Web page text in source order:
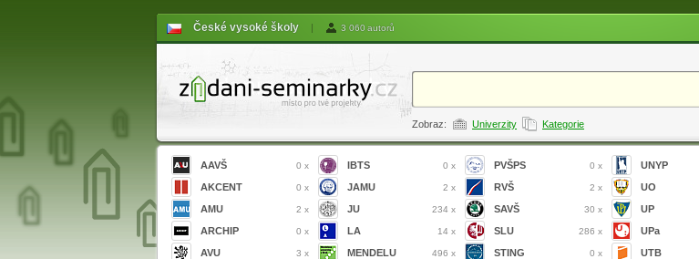
České vysoké školy | 3 060 autorů
Zobraz: Univerzity Kategorie
AAVŠ 0 x
AKCENT 0 x
AMU 2 x
ARCHIP 0 x
AVU 3 x
IBTS 0 x
JAMU 2 x
JU 234 x
LA 14 x
MENDELU 496 x
PVŠPS 0 x
RVŠ 2 x
SAVŠ 30 x
SLU 286 x
STING 0 x
UNYP
UO
UP
UPa
UTB